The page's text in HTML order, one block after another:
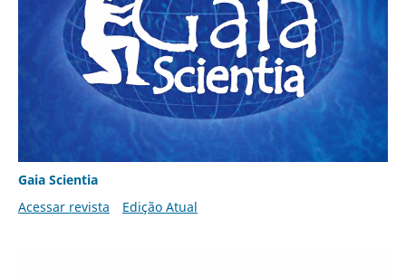
Gaia Scientia
Acessar revista
Edição Atual